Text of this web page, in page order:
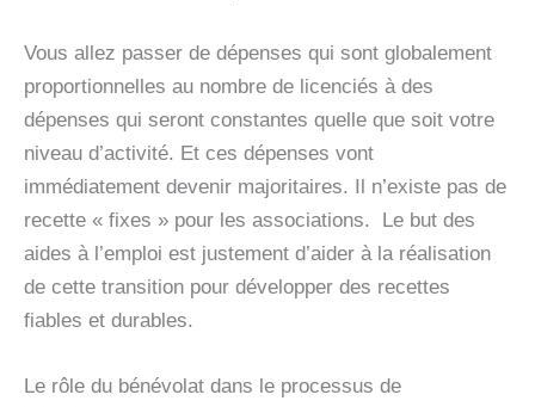
Vous allez passer de dépenses qui sont globalement
proportionnelles au nombre de licenciés à des
dépenses qui seront constantes quelle que soit votre
niveau d’activité. Et ces dépenses vont
immédiatement devenir majoritaires. Il n’existe pas de
recette « fixes » pour les associations. Le but des
aides à l’emploi est justement d’aider à la réalisation
de cette transition pour développer des recettes
fiables et durables.
Le rôle du bénévolat dans le processus de